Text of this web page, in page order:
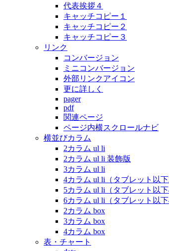
代表挨拶４
キャッチコピー１
キャッチコピー２
キャッチコピー３
リンク
コンバージョン
ミニコンバージョン
外部リンクアイコン
更に詳しく
pager
pdf
関連ページ
ページ内横スクロールナビ
横並びカラム
2カラム ul li
2カラム ul li 装飾版
3カラム ul li
4カラム ul li（タブレット以下
5カラム ul li（タブレット以下
6カラム ul li（タブレット以下
2カラム box
3カラム box
4カラム box
表・チャート